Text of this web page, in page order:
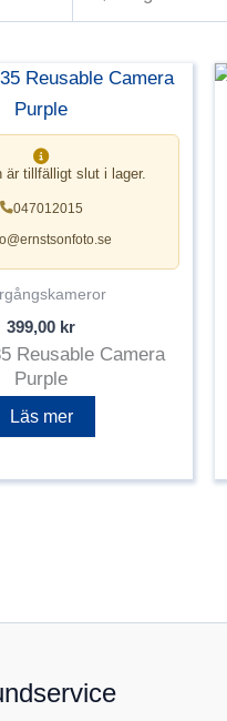
är tillfälligt slut i lager.
047012015
399,00 kr
Reusable Camera
Purple
Läs mer